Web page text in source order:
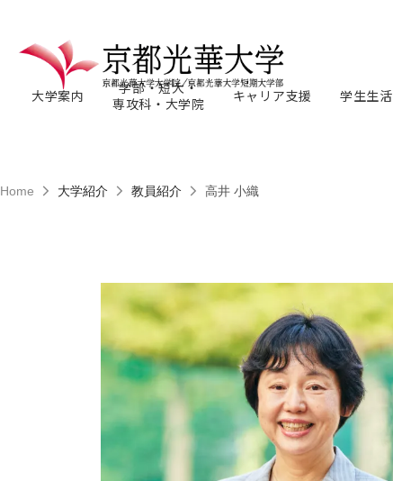
大学案内
学部・短大・
専攻科・大学院
キャリア支援 学生生活
Home 大学紹介 教員紹介 高井 小織